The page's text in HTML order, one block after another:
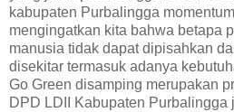
kabupaten Purbalingga
mengingatkan kita bahwa betapa
manusia tidak dapat dipisahkan
disekitar termasuk adanya
Go Green disamping merupakan
DPD LDII Kabupaten Purbalingga